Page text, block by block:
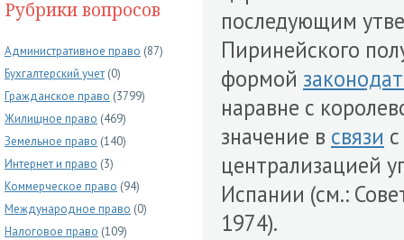
Рубрики вопросов
Административное право (87)
Бухгалтерский учет (0)
Гражданское право (3799)
Жилищное право (469)
Земельное право (140)
Интернет и право (3)
Коммерческое право (94)
Международное право (0)
Налоговое право (109)
последующим
Пиринейского
формой
наравне с
значение в связи
централизацией
Испании (см.:
1974).